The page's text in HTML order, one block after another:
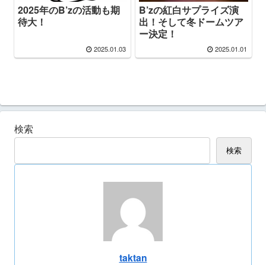
2025年のB’zの活動も期
待大！
2025.01.03
B’zの紅白サプライズ演
出！そして冬ドームツア
ー決定！
2025.01.01
検索
検索
taktan